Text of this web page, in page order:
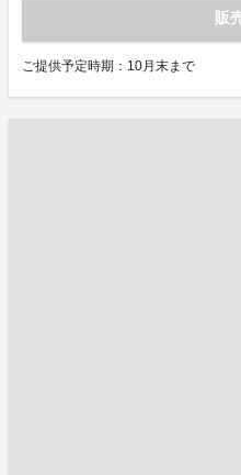
販
ご提供予定時期：10月末まで